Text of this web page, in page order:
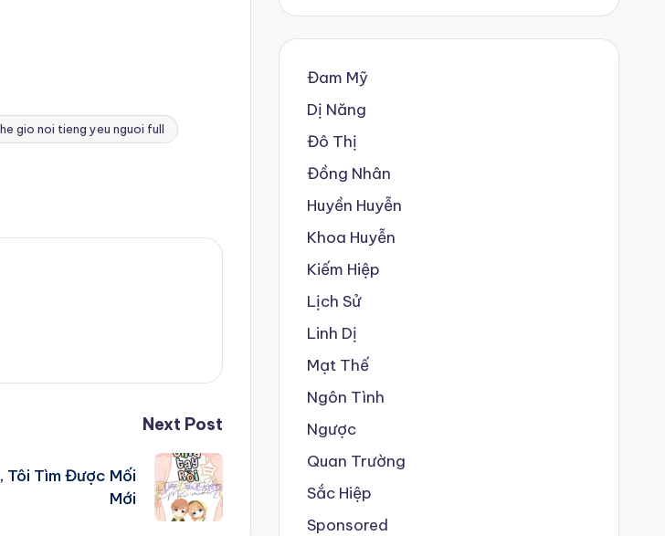
gio noi tieng yeu nguoi full
Next Post
Tôi Tìm Được Mối
Mới
Đam Mỹ
Dị Năng
Đô Thị
Đồng Nhân
Huyền Huyễn
Khoa Huyễn
Kiếm Hiệp
Lịch Sử
Linh Dị
Mạt Thế
Ngôn Tình
Ngược
Quan Trường
Sắc Hiệp
Sponsored